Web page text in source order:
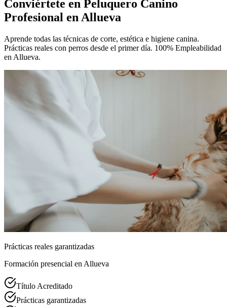
Conviértete en Peluquero Canino
Profesional en Allueva
Aprende todas las técnicas de corte, estética e higiene canina.
Prácticas reales con perros desde el primer día. 100% Empleabilidad
en Allueva.
Prácticas reales garantizadas
Formación presencial en Allueva
Título Acreditado
Prácticas garantizadas